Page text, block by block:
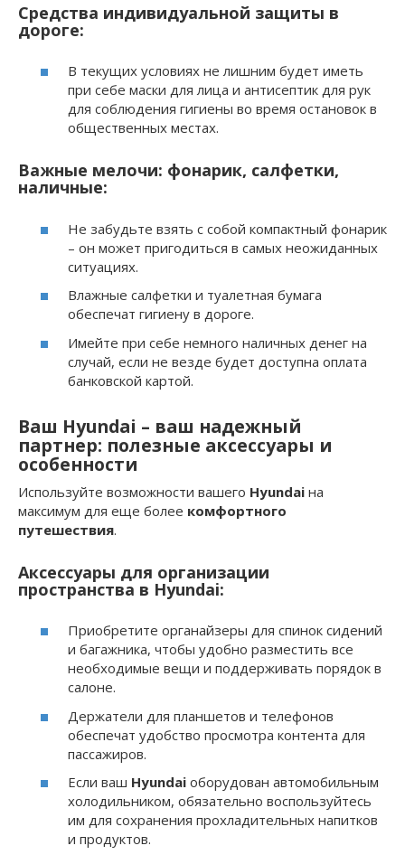
Средства индивидуальной защиты в
дороге:
В текущих условиях не лишним будет иметь
при себе маски для лица и антисептик для рук
для соблюдения гигиены во время остановок в
общественных местах.
Важные мелочи: фонарик, салфетки,
наличные:
Не забудьте взять с собой компактный фонарик
– он может пригодиться в самых неожиданных
ситуациях.
Влажные салфетки и туалетная бумага
обеспечат гигиену в дороге.
Имейте при себе немного наличных денег на
случай, если не везде будет доступна оплата
банковской картой.
Ваш Hyundai – ваш надежный
партнер: полезные аксессуары и
особенности
Используйте возможности вашего Hyundai на
максимум для еще более комфортного
путешествия.
Аксессуары для организации
пространства в Hyundai:
Приобретите органайзеры для спинок сидений
и багажника, чтобы удобно разместить все
необходимые вещи и поддерживать порядок в
салоне.
Держатели для планшетов и телефонов
обеспечат удобство просмотра контента для
пассажиров.
Если ваш Hyundai оборудован автомобильным
холодильником, обязательно воспользуйтесь
им для сохранения прохладительных напитков
и продуктов.